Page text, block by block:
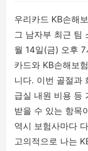
우리카드 KB손해
그 남자부 최근 팀
월 14일(금) 오후
카드와 KB손해보
니다. 이번 골절과
급실 내원 비용 등
받을 수 있는 항목
역시 보험사마다
고의적으로 나는